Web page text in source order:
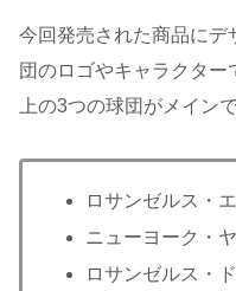
今回発売された商品にデ
団のロゴやキャラクター
上の3つの球団がメインで
ロサンゼルス・
ニューヨーク・
ロサンゼルス・